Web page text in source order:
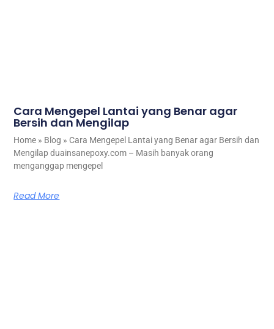
Cara Mengepel Lantai yang Benar agar
Bersih dan Mengilap
Home » Blog » Cara Mengepel Lantai yang Benar agar Bersih dan
Mengilap duainsanepoxy.com – Masih banyak orang
menganggap mengepel
Read More